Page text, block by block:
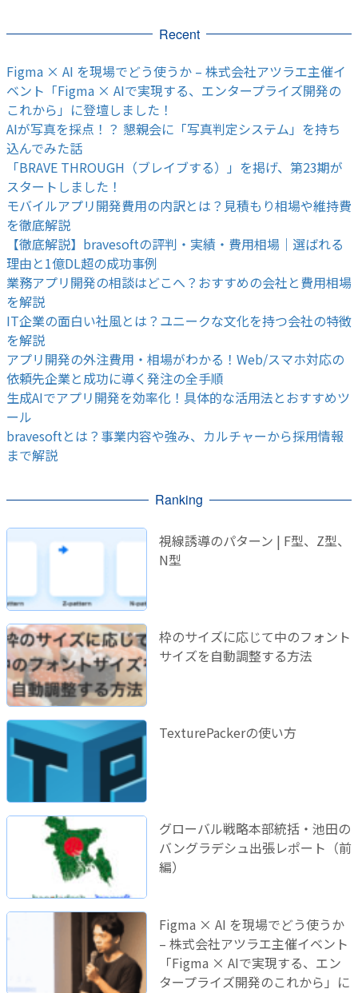
Recent
Figma × AI を現場でどう使うか – 株式会社アツラエ主催イ
ベント「Figma × AIで実現する、エンタープライズ開発の
これから」に登壇しました！
AIが写真を採点！？ 懇親会に「写真判定システム」を持ち
込んでみた話
「BRAVE THROUGH（ブレイブする）」を掲げ、第23期が
スタートしました！
モバイルアプリ開発費用の内訳とは？見積もり相場や維持費
を徹底解説
【徹底解説】bravesoftの評判・実績・費用相場｜選ばれる
理由と1億DL超の成功事例
業務アプリ開発の相談はどこへ？おすすめの会社と費用相場
を解説
IT企業の面白い社風とは？ユニークな文化を持つ会社の特徴
を解説
アプリ開発の外注費用・相場がわかる！Web/スマホ対応の
依頼先企業と成功に導く発注の全手順
生成AIでアプリ開発を効率化！具体的な活用法とおすすめツ
ール
bravesoftとは？事業内容や強み、カルチャーから採用情報
まで解説
Ranking
視線誘導のパターン | F型、Z型、
N型
枠のサイズに応じて中のフォント
サイズを自動調整する方法
TexturePackerの使い方
グローバル戦略本部統括・池田の
バングラデシュ出張レポート（前
編）
Figma × AI を現場でどう使うか
– 株式会社アツラエ主催イベント
「Figma × AIで実現する、エン
タープライズ開発のこれから」に